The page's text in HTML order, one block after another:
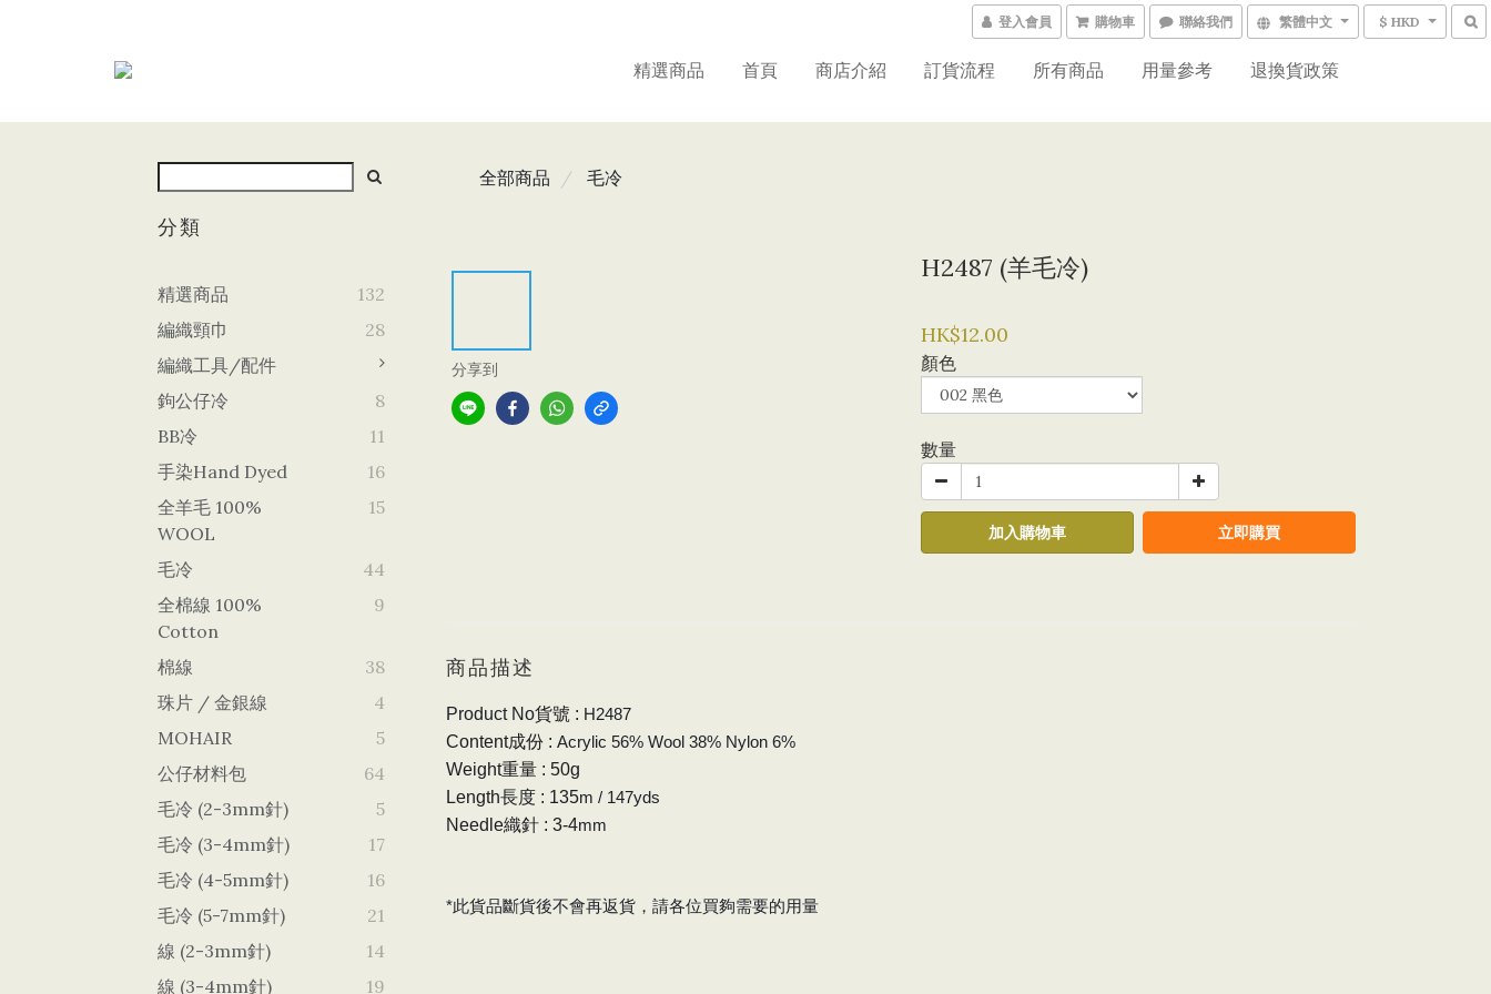
登入會員 購物車 聯絡我們 繁體中文 $ HKD
精選商品 首頁 商店介紹 訂貨流程 所有商品 用量參考 退換貨政策
分類
精選商品
132
編織頸巾
28
編織工具/配件
鉤公仔冷
8
BB冷
11
手染Hand Dyed
16
全羊毛 100%
WOOL
15
毛冷
44
全棉線 100%
Cotton
9
棉線
38
珠片 / 金銀線
4
MOHAIR
5
公仔材料包
64
毛冷 (2-3mm針)
5
毛冷 (3-4mm針)
17
毛冷 (4-5mm針)
16
毛冷 (5-7mm針)
21
線 (2-3mm針)
14
線 (3-4mm針)
19
全部商品 毛冷
分享到
H2487 (羊毛冷)
HK$12.00
顏色
數量
加入購物車 立即購買
商品描述
Product No貨號 : H2487
Content成份 : Acrylic 56% Wool 38% Nylon 6%
Weight重量 : 50g
Length長度 : 135m / 147yds
Needle織針 : 3-4mm
*此貨品斷貨後不會再返貨，請各位買夠需要的用量